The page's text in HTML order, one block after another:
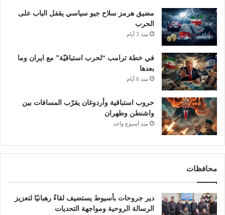
مضيق هرمز سلاح جيو سياسي يقفل الباب على
الحرب
منذ 3 أيام
في خطة ترامب “لحرب استباقيّة” مع ايران وما
بعدها
منذ 6 أيام
حروب استباقية وأردوغان يقرّب المسافات بين
واشنطن وطهران
منذ أسبوع واحد
محافظات
دير جروحات بأسيوط يستضيف لقاءً رهبانيًا لتعزيز
الرسالة الروحية ومواجهة التحديات